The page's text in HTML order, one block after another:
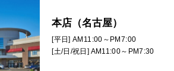
本店（名古屋）
[平日] AM11:00～PM7:00
[土/日/祝日] AM11:00～PM7:30